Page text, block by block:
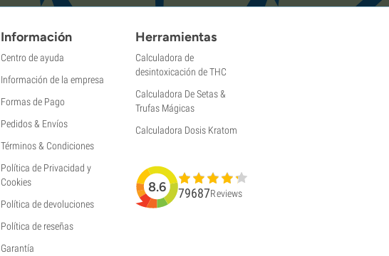
Información
Centro de ayuda
Información de la empresa
Formas de Pago
Pedidos & Envíos
Términos & Condiciones
Política de Privacidad y
Cookies
Política de devoluciones
Política de reseñas
Garantía
Herramientas
Calculadora de
desintoxicación de THC
Calculadora De Setas &
Trufas Mágicas
Calculadora Dosis Kratom
8.6 79687Reviews